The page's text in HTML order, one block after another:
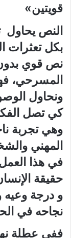
قويتين‮»
النص‮ ‬يحاول‮
بكل تعثرات
نص قوي‮
المسرحي،‮
‬ونحاول
كي‮ ‬تصل
وهي‮ ‬تجربة
المهني‮
في‮ ‬هذا
حقيقة
و درجة وعيه
نجاحه في‮
ففي‮ ‬عطلة